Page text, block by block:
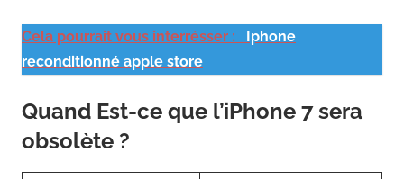
Cela pourrait vous interrésser :
Iphone
reconditionné apple store
Quand Est-ce que l’iPhone 7 sera
obsolète ?